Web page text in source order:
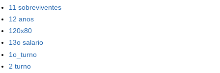
11 sobreviventes
12 anos
120x80
13o salario
1o_turno
2 turno